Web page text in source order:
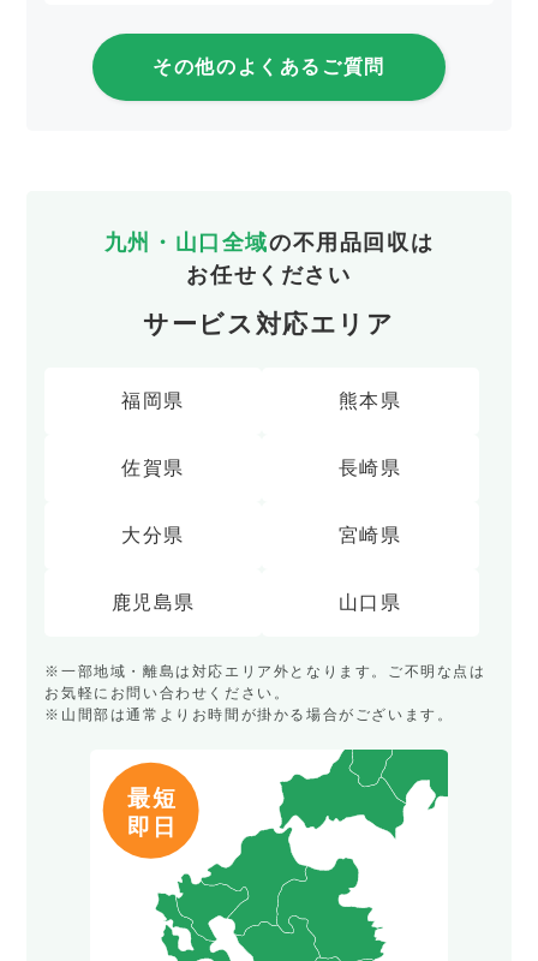
その他のよくあるご質問
九州・山口全域の不用品回収は
お任せください
サービス対応エリア
福岡県 熊本県
佐賀県 長崎県
大分県 宮崎県
鹿児島県 山口県
※一部地域・離島は対応エリア外となります。ご不明な点は
お気軽にお問い合わせください。
※山間部は通常よりお時間が掛かる場合がございます。